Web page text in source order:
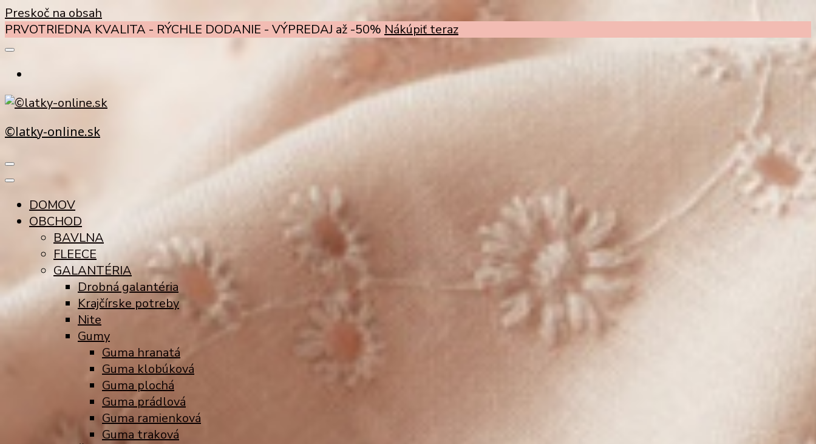
Preskoč na obsah
PRVOTRIEDNA KVALITA - RÝCHLE DODANIE - VÝPREDAJ až -50% Nákúpiť teraz
©latky-online.sk
DOMOV
OBCHOD
BAVLNA
FLEECE
GALANTÉRIA
Drobná galantéria
Krajčírske potreby
Nite
Gumy
Guma hranatá
Guma klobúková
Guma plochá
Guma prádlová
Guma ramienková
Guma traková